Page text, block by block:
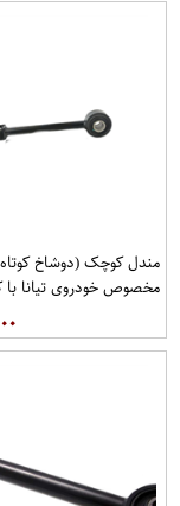
مندل کوچک (دوشاخ
مخصوص خودروی تیانا با
فروشگاه مگاموتور